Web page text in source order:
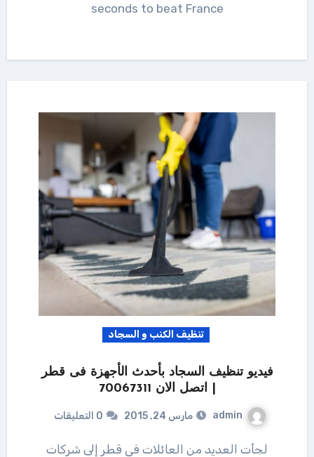
seconds to beat France
تنظيف الكنب و السجاد
فيديو تنظيف السجاد بأحدث الأجهزة فى قطر
| اتصل الان 70067311
admin مارس 24, 2015 0 التعليقات
لجأت العديد من العائلات في قطر إلى شركات